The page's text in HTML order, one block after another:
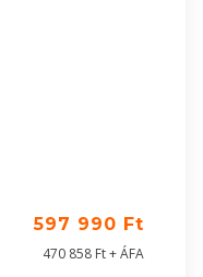
597 990 Ft
470 858 Ft + ÁFA